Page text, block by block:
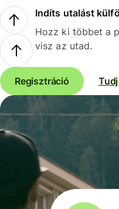
Indíts utalást
Hozz ki többet a
visz az utad.
Regisztráció